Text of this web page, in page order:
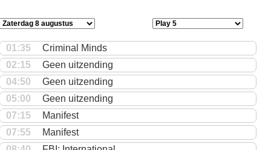
01:35
Criminal Minds
02:15
Geen uitzending
04:50
Geen uitzending
05:00
Geen uitzending
07:15
Manifest
07:55
Manifest